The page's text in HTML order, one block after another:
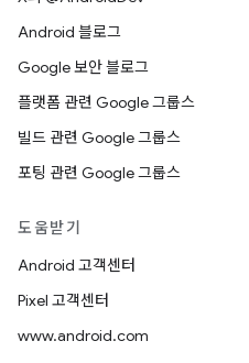
Android 블로그
Google 보안 블로그
플랫폼 관련 Google 그룹스
빌드 관련 Google 그룹스
포팅 관련 Google 그룹스
도움받기
Android 고객센터
Pixel 고객센터
www.android.com